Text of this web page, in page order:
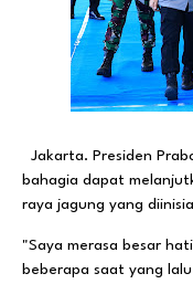
Jakarta. Presiden
bahagia dapat
raya jagung yang
"Saya merasa besar
beberapa saat yang